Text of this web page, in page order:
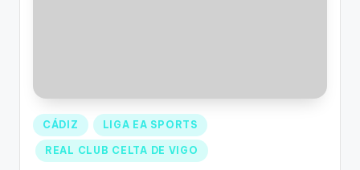
CÁDIZ LIGA EA SPORTS
REAL CLUB CELTA DE VIGO